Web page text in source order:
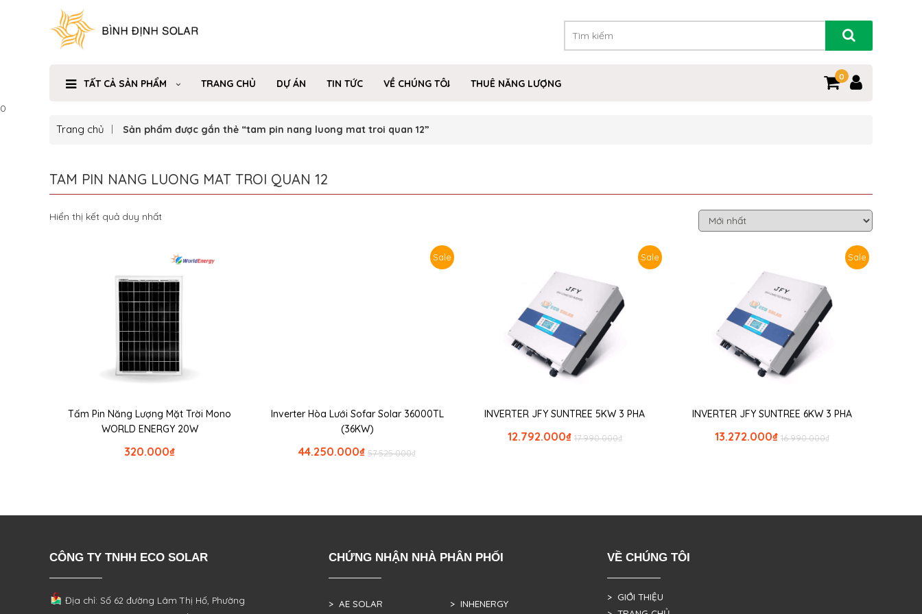
TẤT CẢ SẢN PHẨM TRANG CHỦ DỰ ÁN TIN TỨC VỀ CHÚNG TÔI THUÊ NĂNG LƯỢNG
0
0
Trang chủ Sản phẩm được gắn thẻ “tam pin nang luong mat troi quan 12”
TAM PIN NANG LUONG MAT TROI QUAN 12
Hiển thị kết quả duy nhất
Tấm Pin Năng Lượng Mặt Trời Mono
WORLD ENERGY 20W
₫
320.000
Sale
Inverter Hòa Lưới Sofar Solar 36000TL
(36KW)
₫
57.525.000
₫
44.250.000
Sale
INVERTER JFY SUNTREE 5KW 3 PHA
₫
17.990.000
₫
12.792.000
Sale
INVERTER JFY SUNTREE 6KW 3 PHA
₫
16.990.000
₫
13.272.000
CÔNG TY TNHH ECO SOLAR
Địa chỉ: Số 62 đường Lâm Thị Hố, Phường
CHỨNG NHẬN NHÀ PHÂN PHỐI
> AE SOLAR > INHENERGY
VỀ CHÚNG TÔI
> GIỚI THIỆU